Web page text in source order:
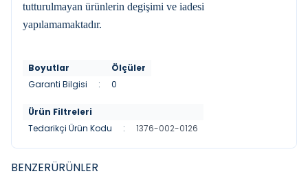
tutturulmayan ürünlerin degişimi ve iadesi
yapılamamaktadır.
Boyutlar
Ölçüler
Garanti Bilgisi
: 0
Ürün Filtreleri
Tedarikçi Ürün Kodu
: 1376-002-0126
BENZERÜRÜNLER